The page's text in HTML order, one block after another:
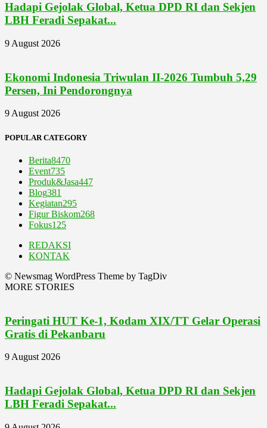
Hadapi Gejolak Global, Ketua DPD RI dan Sekjen
LBH Feradi Sepakat...
9 August 2026
Ekonomi Indonesia Triwulan II-2026 Tumbuh 5,29
Persen, Ini Pendorongnya
9 August 2026
POPULAR CATEGORY
Berita8470
Event735
Produk&Jasa447
Blog381
Kegiatan295
Figur Biskom268
Fokus125
REDAKSI
KONTAK
© Newsmag WordPress Theme by TagDiv
MORE STORIES
Peringati HUT Ke-1, Kodam XIX/TT Gelar Operasi
Gratis di Pekanbaru
9 August 2026
Hadapi Gejolak Global, Ketua DPD RI dan Sekjen
LBH Feradi Sepakat...